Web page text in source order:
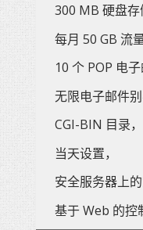
300 MB 硬盘存
每月 50 GB 流量
10 个 POP 电子
无限电子邮件别
CGI-BIN 目录，
当天设置，
安全服务器上的
基于 Web 的控